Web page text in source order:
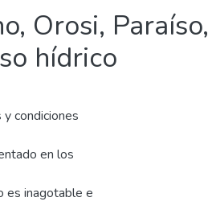
Orosi, Paraíso,
hídrico
condiciones
en los
es inagotable e